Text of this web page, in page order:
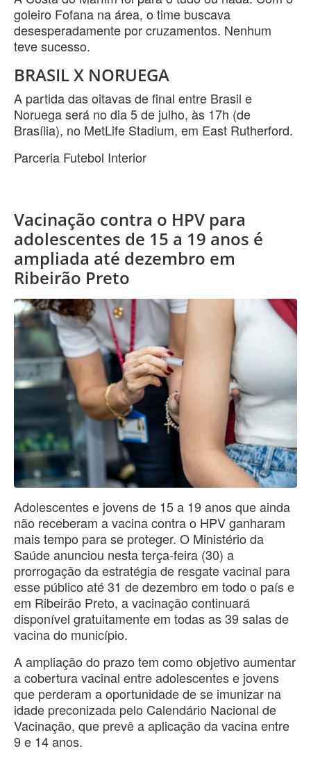
goleiro Fofana na área, o time buscava
desesperadamente por cruzamentos. Nenhum
teve sucesso.
BRASIL X NORUEGA
A partida das oitavas de final entre Brasil e
Noruega será no dia 5 de julho, às 17h (de
Brasília), no MetLife Stadium, em East Rutherford.
Parceria Futebol Interior
Vacinação contra o HPV para
adolescentes de 15 a 19 anos é
ampliada até dezembro em
Ribeirão Preto
Adolescentes e jovens de 15 a 19 anos que ainda
não receberam a vacina contra o HPV ganharam
mais tempo para se proteger. O Ministério da
Saúde anunciou nesta terça-feira (30) a
prorrogação da estratégia de resgate vacinal para
esse público até 31 de dezembro em todo o país e
em Ribeirão Preto, a vacinação continuará
disponível gratuitamente em todas as 39 salas de
vacina do município.
A ampliação do prazo tem como objetivo aumentar
a cobertura vacinal entre adolescentes e jovens
que perderam a oportunidade de se imunizar na
idade preconizada pelo Calendário Nacional de
Vacinação, que prevê a aplicação da vacina entre
9 e 14 anos.